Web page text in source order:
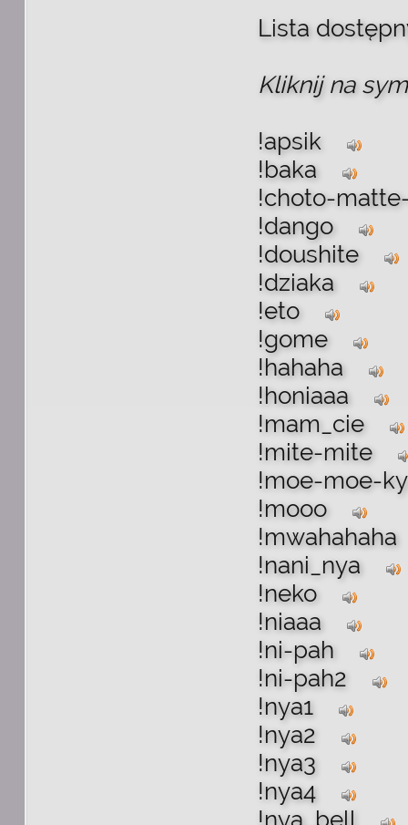
Lista
Kliknij na
!apsik
!baka
!choto-
!dango
!doushite
!dziaka
!eto
!gome
!hahaha
!honiaaa
!mam_cie
!mite-mite
!moe-moe-
!mooo
!mwahahaha
!nani_nya
!neko
!niaaa
!ni-pah
!ni-pah2
!nya1
!nya2
!nya3
!nya4
!nya_bell